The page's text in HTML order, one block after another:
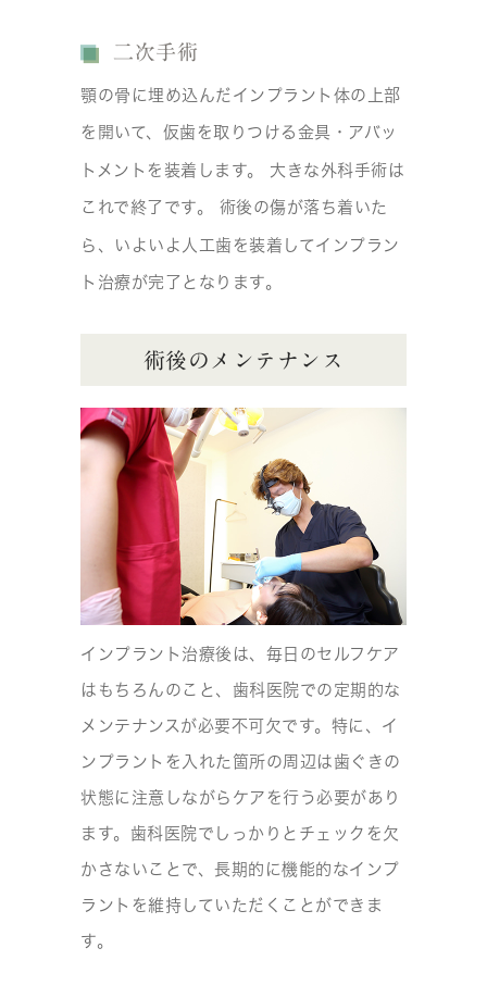
二次手術
顎の骨に埋め込んだインプラント体の上部
を開いて、仮歯を取りつける金具・アバッ
トメントを装着します。 大きな外科手術は
これで終了です。 術後の傷が落ち着いた
ら、いよいよ人工歯を装着してインプラン
ト治療が完了となります。
術後のメンテナンス
インプラント治療後は、毎日のセルフケア
はもちろんのこと、歯科医院での定期的な
メンテナンスが必要不可欠です。特に、イ
ンプラントを入れた箇所の周辺は歯ぐきの
状態に注意しながらケアを行う必要があり
ます。歯科医院でしっかりとチェックを欠
かさないことで、長期的に機能的なインプ
ラントを維持していただくことができま
す。